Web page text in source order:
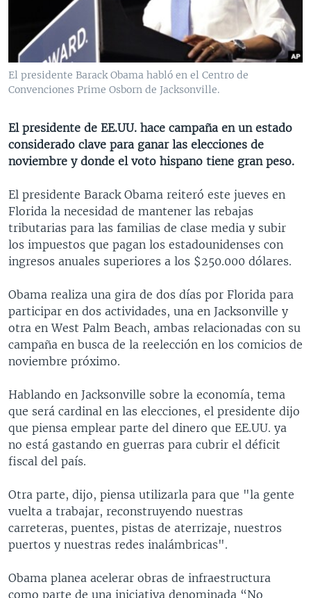
VENEZUELA
BRASIL
NICARAGUA
ECONOMÍA
ENTRETENIMIENTO Y CULTURA
TECNOLOGÍA
DEPORTES
MULTIMEDIA
VIDEOS
FOTOGRAFÍA
AUDIOS
PROGRAMAS TV
EL MUNDO AL DÍA
FORO INTERAMERICANO
LAS CLAVES
PANORAMA
RADIO
AVANCE INFORMATIVO
BUENOS DÍAS AMÉRICA
ESTADOS UNIDOS AL DÍA
FORO [RADIO]
DEPORTIVO INTERNACIONAL
NOTA ECONÓMICA
DIRECT
Learning English
Idiomas
El presidente Barack Obama habló en el Centro de
Convenciones Prime Osborn de Jacksonville.
El presidente de EE.UU. hace campaña en un estado
considerado clave para ganar las elecciones de
noviembre y donde el voto hispano tiene gran peso.
El presidente Barack Obama reiteró este jueves en
Florida la necesidad de mantener las rebajas
tributarias para las familias de clase media y subir
los impuestos que pagan los estadounidenses con
ingresos anuales superiores a los $250.000 dólares.
Obama realiza una gira de dos días por Florida para
participar en dos actividades, una en Jacksonville y
otra en West Palm Beach, ambas relacionadas con su
campaña en busca de la reelección en los comicios de
noviembre próximo.
Hablando en Jacksonville sobre la economía, tema
que será cardinal en las elecciones, el presidente dijo
que piensa emplear parte del dinero que EE.UU. ya
no está gastando en guerras para cubrir el déficit
fiscal del país.
Otra parte, dijo, piensa utilizarla para que "la gente
vuelta a trabajar, reconstruyendo nuestras
carreteras, puentes, pistas de aterrizaje, nuestros
puertos y nuestras redes inalámbricas".
Obama planea acelerar obras de infraestructura
como parte de una iniciativa denominada “No